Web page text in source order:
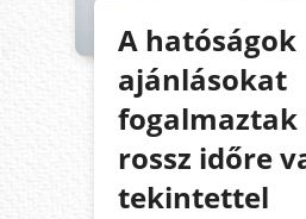
A hatóságok
ajánlásokat
fogalmaztak
rossz időre
tekintettel